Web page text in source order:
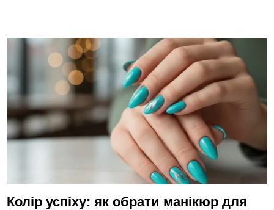
Колір успіху: як обрати манікюр для